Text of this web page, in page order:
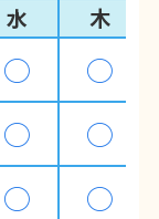
水 木
◯ ◯
◯ ◯
◯ ◯